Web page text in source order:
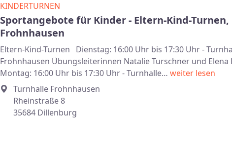
KINDERTURNEN
Sportangebote für Kinder - Eltern-Kind-Turnen,
Frohnhausen
Eltern-Kind-Turnen Dienstag: 16:00 Uhr bis 17:30 Uhr -
Frohnhausen Übungsleiterinnen Natalie Turschner und Elena
Montag: 16:00 Uhr bis 17:30 Uhr - Turnhalle…weiter lesen
Turnhalle Frohnhausen
Rheinstraße 8
35684 Dillenburg